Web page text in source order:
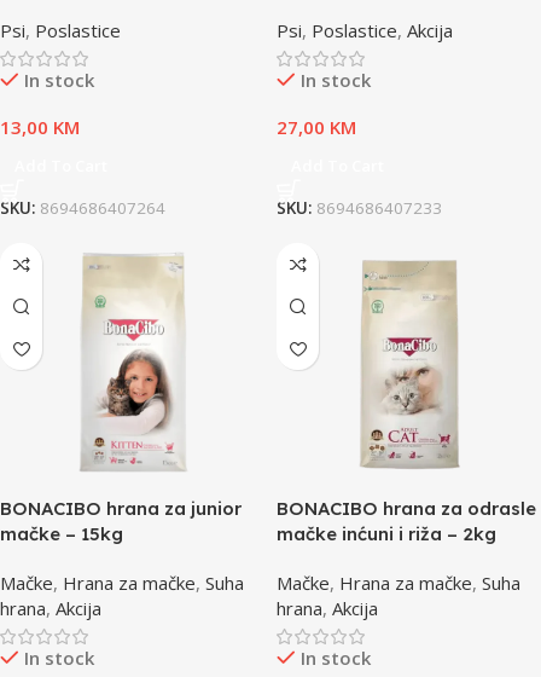
Psi, Poslastice
In stock
13,00 KM
SKU: 8694686407264
Psi, Poslastice, Akcija
In stock
27,00 KM
SKU: 8694686407233
BONACIBO hrana za junior
mačke – 15kg
Mačke, Hrana za mačke, Suha
hrana, Akcija
In stock
BONACIBO hrana za odrasle
mačke inćuni i riža – 2kg
Mačke, Hrana za mačke, Suha
hrana, Akcija
In stock